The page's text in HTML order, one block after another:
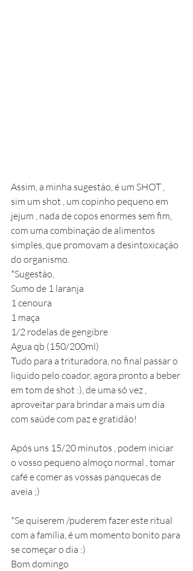
Assim, a minha sugestão, é um SHOT ,
sim um shot , um copinho pequeno em
jejum , nada de copos enormes sem fim,
com uma combinação de alimentos
simples, que promovam a desintoxicação
do organismo.
*Sugestão,
Sumo de 1 laranja
1 cenoura
1 maça
1/2 rodelas de gengibre
Agua qb (150/200ml)
Tudo para a trituradora, no final passar o
liquido pelo coador, agora pronto a beber
em tom de shot :), de uma só vez ,
aproveitar para brindar a mais um dia
com saúde com paz e gratidão!
Após uns 15/20 minutos , podem iniciar
o vosso pequeno almoço normal , tomar
café e comer as vossas panquecas de
aveia ;)
*Se quiserem /puderem fazer este ritual
com a família, é um momento bonito para
se começar o dia :)
Bom domingo